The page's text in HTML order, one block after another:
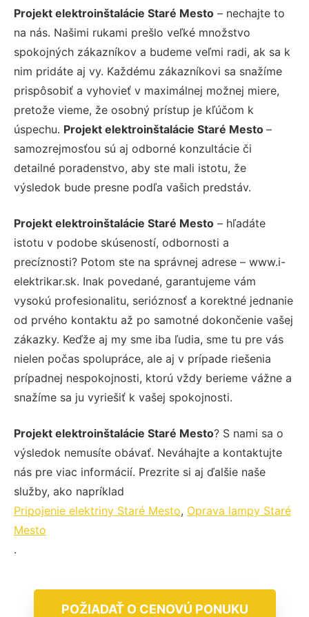
Projekt elektroinštalácie Staré Mesto – nechajte to
na nás. Našimi rukami prešlo veľké množstvo
spokojných zákazníkov a budeme veľmi radi, ak sa k
nim pridáte aj vy. Každému zákazníkovi sa snažíme
prispôsobiť a vyhovieť v maximálnej možnej miere,
pretože vieme, že osobný prístup je kľúčom k
úspechu. Projekt elektroinštalácie Staré Mesto –
samozrejmosťou sú aj odborné konzultácie či
detailné poradenstvo, aby ste mali istotu, že
výsledok bude presne podľa vašich predstáv.
Projekt elektroinštalácie Staré Mesto – hľadáte
istotu v podobe skúseností, odbornosti a
precíznosti? Potom ste na správnej adrese – www.i-
elektrikar.sk. Inak povedané, garantujeme vám
vysokú profesionalitu, serióznosť a korektné jednanie
od prvého kontaktu až po samotné dokončenie vašej
zákazky. Keďže aj my sme iba ľudia, sme tu pre vás
nielen počas spolupráce, ale aj v prípade riešenia
prípadnej nespokojnosti, ktorú vždy berieme vážne a
snažíme sa ju vyriešiť k vašej spokojnosti.
Projekt elektroinštalácie Staré Mesto? S nami sa o
výsledok nemusíte obávať. Neváhajte a kontaktujte
nás pre viac informácií. Prezrite si aj ďalšie naše
služby, ako napríklad
Pripojenie elektriny Staré Mesto, Oprava lampy Staré
Mesto
.
POŽIADAŤ O CENOVÚ PONUKU